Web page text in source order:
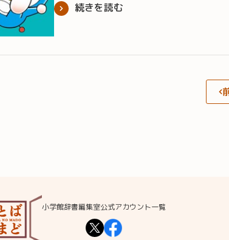
続きを読む
小学館辞書編集室公式アカウント一覧